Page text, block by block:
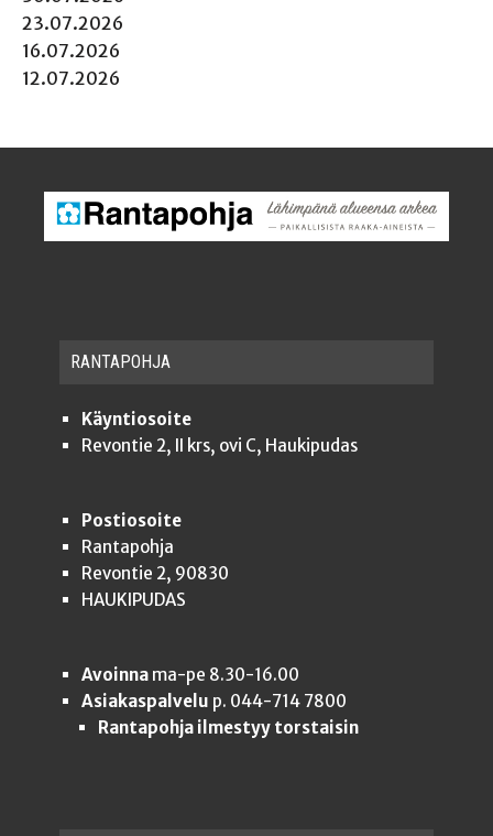
23.07.2026
16.07.2026
12.07.2026
RAN­TA­POH­JA
Käyntiosoite
Revontie 2, II krs, ovi C, Haukipudas
Postiosoite
Rantapohja
Revontie 2, 90830
HAUKIPUDAS
Avoinnama-pe 8.30-16.00
Asiakaspalvelu p. 044-714 7800
Rantapohja ilmestyy torstaisin